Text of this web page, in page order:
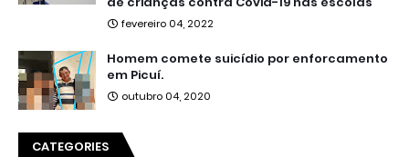
fevereiro 04, 2022
Homem comete suicídio por enforcamento
em Picuí.
outubro 04, 2020
CATEGORIES